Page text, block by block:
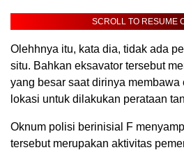
SCROLL TO RESUME
Olehhnya itu, kata dia, tidak ada
situ. Bahkan eksavator tersebut
yang besar saat dirinya membawa
lokasi untuk dilakukan perataan
Oknum polisi berinisial F
tersebut merupakan aktivitas